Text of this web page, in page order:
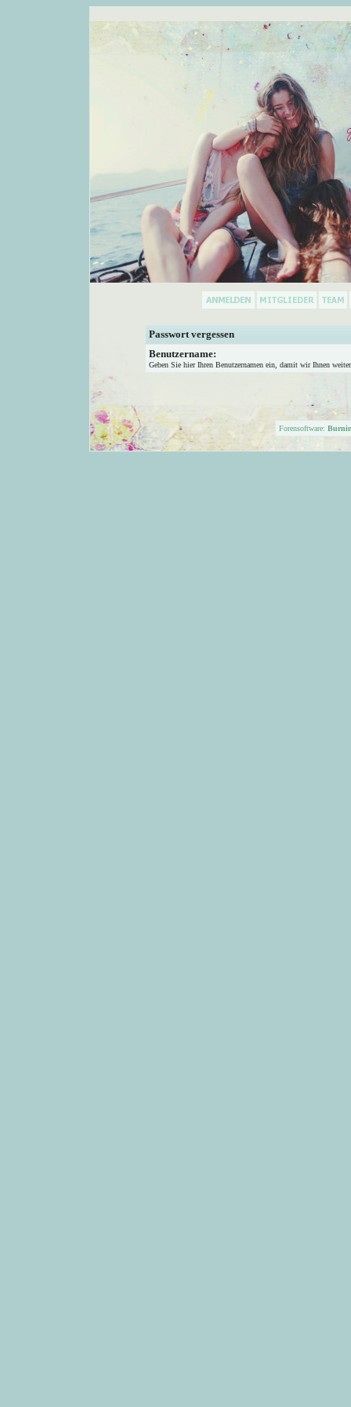
Passwort vergessen
Benutzername:
Geben Sie hier Ihren Benutzernamen ein, damit wir Ihnen
Forensoftware: